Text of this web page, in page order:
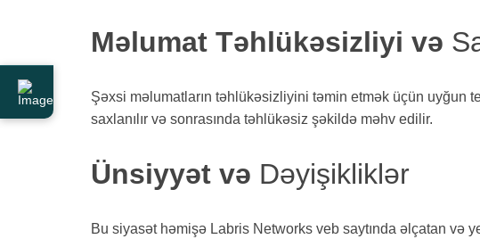
Məlumat Təhlükəsizliyi və
Şəxsi məlumatların təhlükəsizliyini təmin etmək üçün uyğun
saxlanılır və sonrasında təhlükəsiz şəkildə məhv edilir.
Ünsiyyət və Dəyişikliklər
Bu siyasət həmişə Labris Networks veb saytında əlçatan